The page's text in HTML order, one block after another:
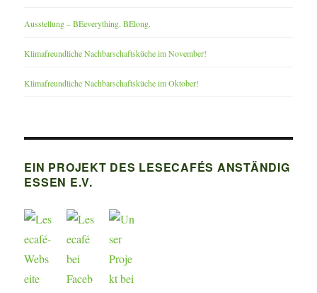
Ausstellung – BEeverything. BElong.
Klimafreundliche Nachbarschaftsküche im November!
Klimafreundliche Nachbarschaftsküche im Oktober!
EIN PROJEKT DES LESECAFÉS ANSTÄNDIG
ESSEN E.V.